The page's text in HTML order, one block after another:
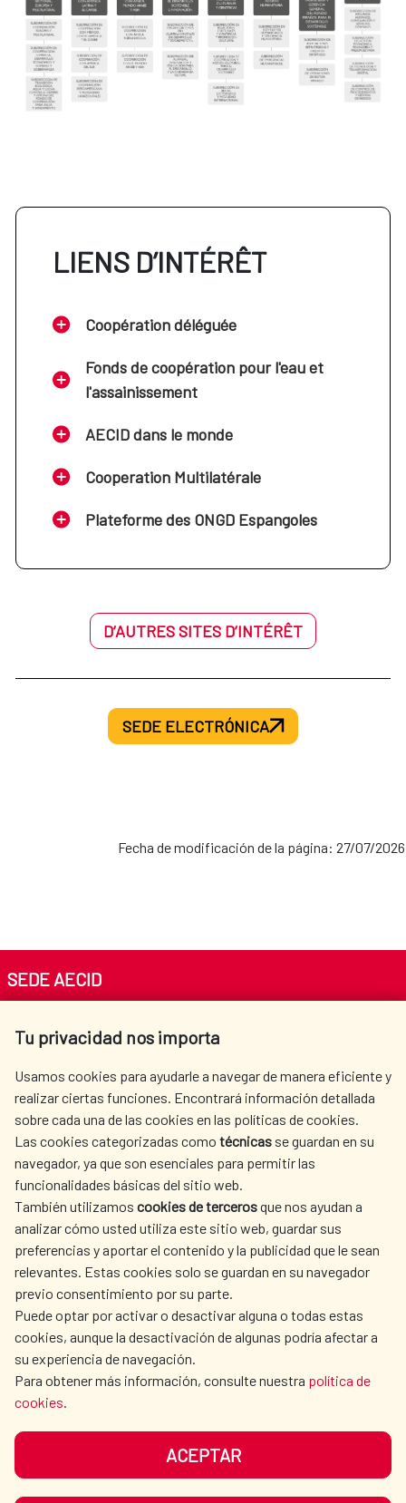
LIENS D’INTÉRÊT
Coopération déléguée
Fonds de coopération pour l'eau et
l'assainissement
AECID dans le monde
Cooperation Multilatérale
Plateforme des ONGD Espangoles
D’AUTRES SITES D’INTÉRÊT
SEDE ELECTRÓNICA
Fecha de modificación de la página: 27/07/2026
Tu privacidad nos importa
Usamos cookies para ayudarle a navegar de manera eficiente y
realizar ciertas funciones. Encontrará información detallada
sobre cada una de las cookies en las políticas de cookies.
Las cookies categorizadas como técnicas se guardan en su
navegador, ya que son esenciales para permitir las
funcionalidades básicas del sitio web.
También utilizamos cookies de tercerosque nos ayudan a
analizar cómo usted utiliza este sitio web, guardar sus
preferencias y aportar el contenido y la publicidad que le sean
relevantes. Estas cookies solo se guardan en su navegador
previo consentimiento por su parte.
Puede optar por activar o desactivar alguna o todas estas
cookies, aunque la desactivación de algunas podría afectar a
su experiencia de navegación.
Para obtener más información, consulte nuestra política de
cookies.
ACEPTAR
SEDE AECID
Tel. +34 900 20 30 54​​​​​​​
AECID
OÙ NOUS COOPÉRONS
L'ACTION HUMANITAIRE
ESPAGNOLE
SALLE DE PRESSE
CULTURE ET SCIENCE BIBLIOTHÈQUE
NOS RÉSEAUX SOCIAUX
PROTECTION DES DONNÉES
COOKIES
NAVÉGATION